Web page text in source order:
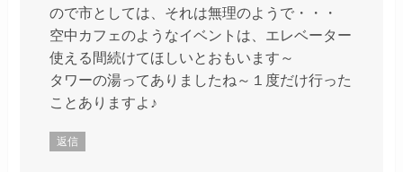
ので市としては、それは無理のようで・・・
空中カフェのようなイベントは、エレベーター
使える間続けてほしいとおもいます～
タワーの湯ってありましたね～１度だけ行った
ことありますよ♪
返信